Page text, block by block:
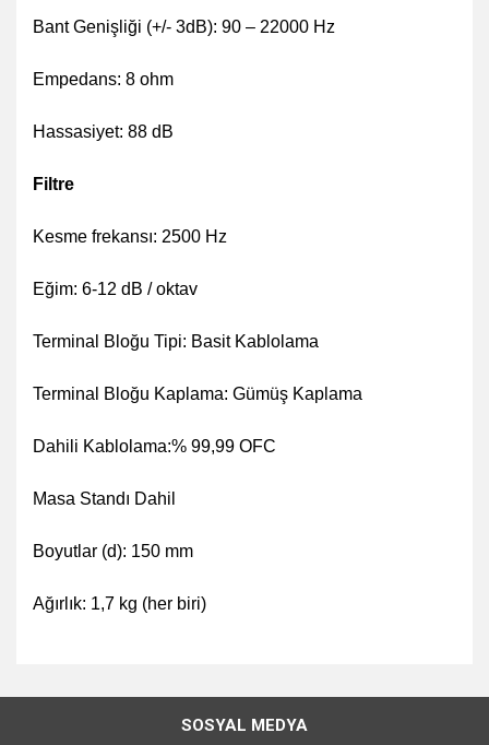
Bant Genişliği (+/- 3dB): 90 – 22000 Hz
Empedans: 8 ohm
Hassasiyet: 88 dB
Filtre
Kesme frekansı: 2500 Hz
Eğim: 6-12 dB / oktav
Terminal Bloğu Tipi: Basit Kablolama
Terminal Bloğu Kaplama: Gümüş Kaplama
Dahili Kablolama:% 99,99 OFC
Masa Standı Dahil
Boyutlar (d): 150 mm
Ağırlık: 1,7 kg (her biri)
konularda yetersiz gördüğünüz noktaları öneri formunu
kullanarak tarafımıza iletebilirsiniz.
Görüş ve önerileriniz için teşekkür ederiz.
SOSYAL MEDYA